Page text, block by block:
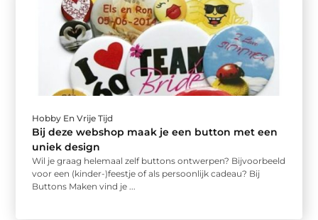
Hobby En Vrije Tijd
Bij deze webshop maak je een button met een
uniek design
Wil je graag helemaal zelf buttons ontwerpen? Bijvoorbeeld
voor een (kinder-)feestje of als persoonlijk cadeau? Bij
Buttons Maken vind je ...